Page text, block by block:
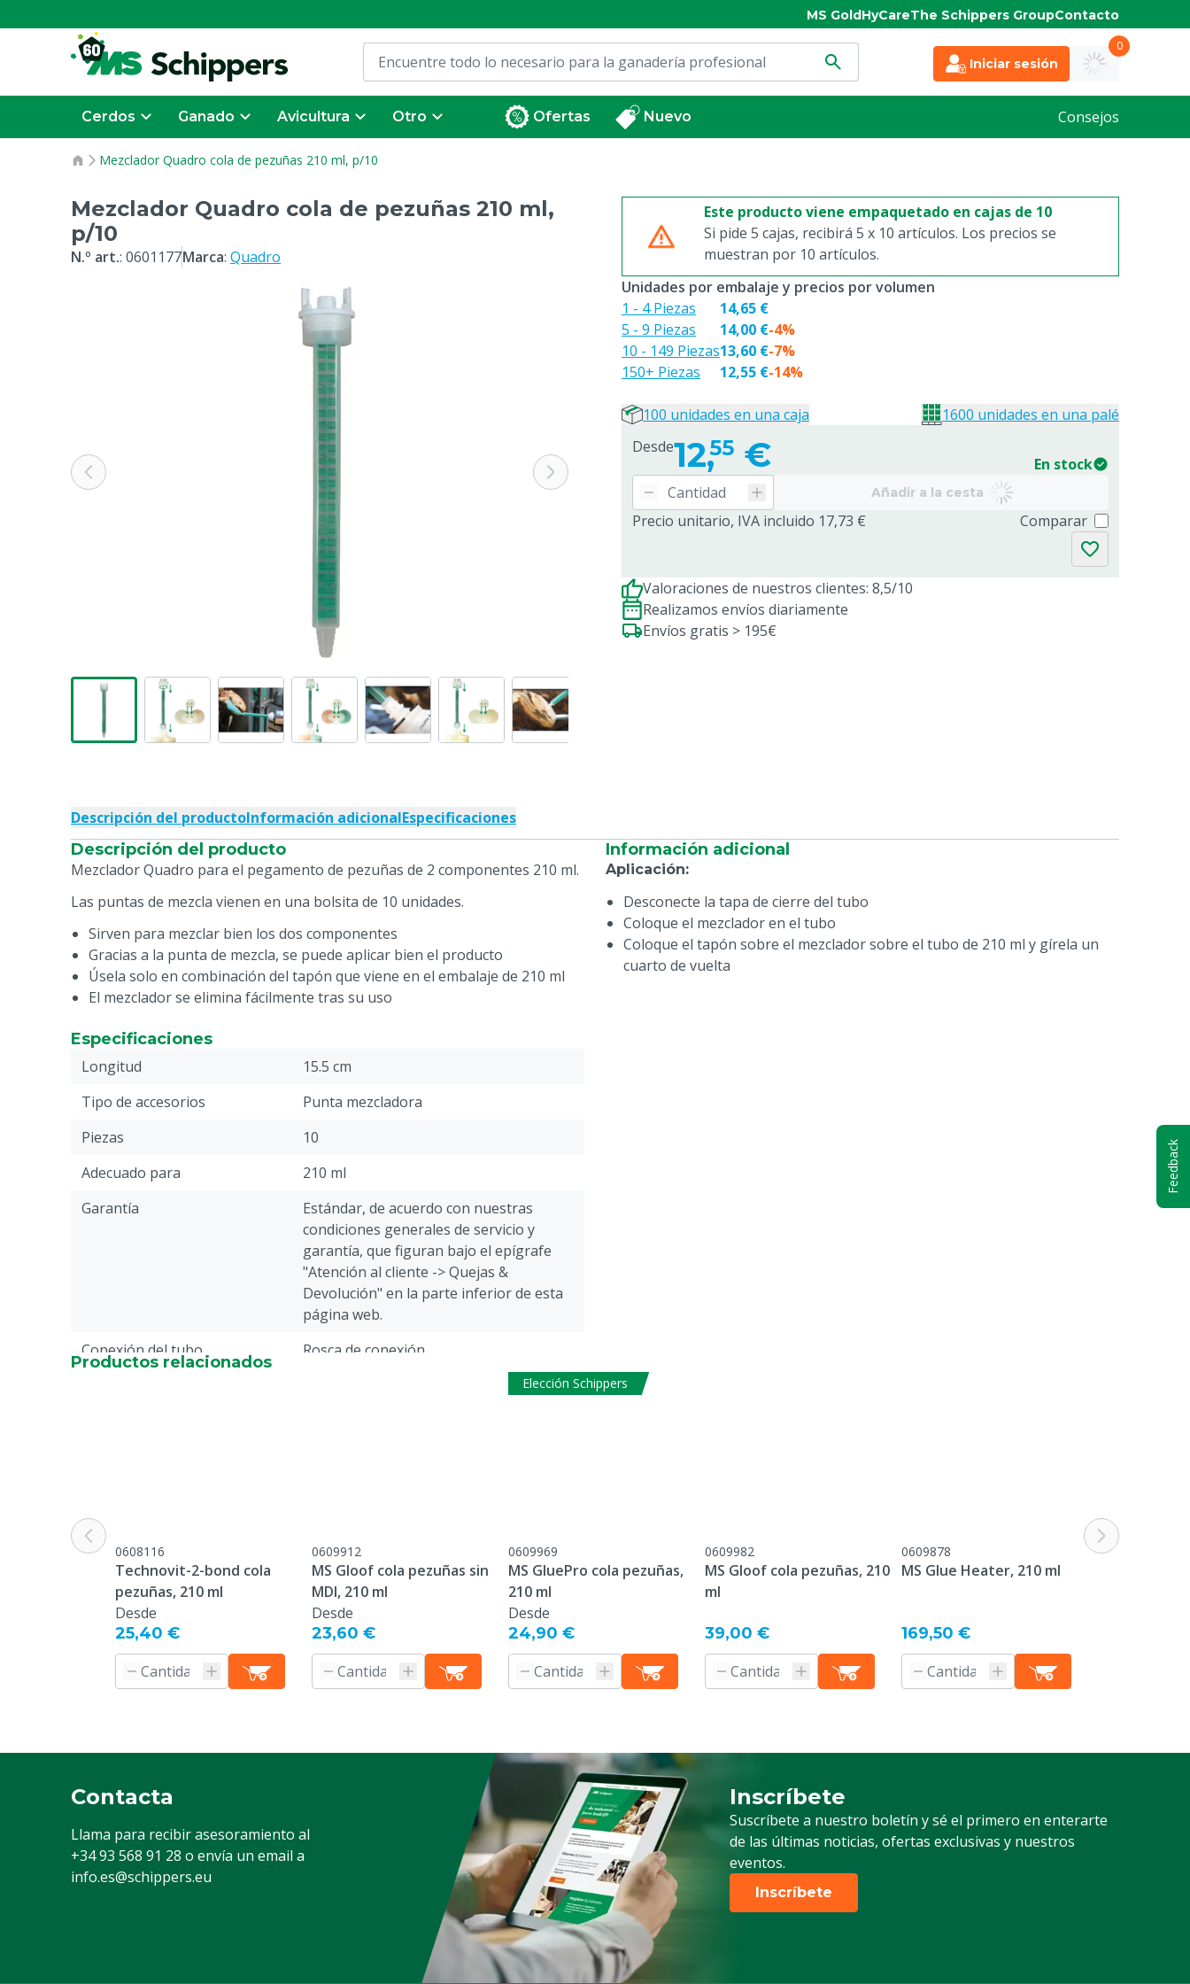
MS GoldHyCareThe Schippers GroupContacto
Iniciar sesión
0
Cerdos Ganado Avicultura Otro Ofertas Nuevo Consejos
Mezclador Quadro cola de pezuñas 210 ml, p/10
Mezclador Quadro cola de pezuñas 210 ml,
p/10
N.º art.: 0601177Marca: Quadro
Este producto viene empaquetado en cajas de 10
Si pide 5 cajas, recibirá 5 x 10 artículos. Los precios se
muestran por 10 artículos.
Desde12,55 € En stock
Añadir a la cesta
Precio unitario, IVA incluido 17,73 € Comparar
Unidades por embalaje y precios por volumen
1 - 4 Piezas
5 - 9 Piezas
10 - 149 Piezas
150+ Piezas
14,65 €
14,00 €
13,60 €
12,55 €
-4%
-7%
-14%
100 unidades en una caja 1600 unidades en una palé
Valoraciones de nuestros clientes: 8,5/10
Realizamos envíos diariamente
Envíos gratis > 195€
Descripción del productoInformación adicionalEspecificaciones
Descripción del producto
Mezclador Quadro para el pegamento de pezuñas de 2 componentes 210 ml.
Las puntas de mezcla vienen en una bolsita de 10 unidades.
Sirven para mezclar bien los dos componentes
Gracias a la punta de mezcla, se puede aplicar bien el producto
Úsela solo en combinación del tapón que viene en el embalaje de 210 ml
El mezclador se elimina fácilmente tras su uso
Información adicional
Aplicación:
Desconecte la tapa de cierre del tubo
Coloque el mezclador en el tubo
Coloque el tapón sobre el mezclador sobre el tubo de 210 ml y gírela un
cuarto de vuelta
Especificaciones
Longitud
15.5 cm
Tipo de accesorios
Punta mezcladora
Piezas
10
Adecuado para
210 ml
Garantía
Estándar, de acuerdo con nuestras
condiciones generales de servicio y
garantía, que figuran bajo el epígrafe
"Atención al cliente -> Quejas &
Devolución" en la parte inferior de esta
página web.
Conexión del tubo
Rosca de conexión
Productos relacionados
0608116
Technovit-2-bond cola
pezuñas, 210 ml
Desde
25,40 €
0609912
MS Gloof cola pezuñas sin
MDI, 210 ml
Desde
23,60 €
Elección Schippers
0609969
MS GluePro cola pezuñas,
210 ml
Desde
24,90 €
0609982
MS Gloof cola pezuñas, 210
ml
39,00 €
0609878
MS Glue Heater, 210 ml
169,50 €
Contacta
Llama para recibir asesoramiento al
+34 93 568 91 28 o envía un email a
info.es@schippers.eu
Inscríbete
Suscríbete a nuestro boletín y sé el primero en enterarte
de las últimas noticias, ofertas exclusivas y nuestros
eventos.
Suscripción a nuestro boletín
Inscríbete
Feedback